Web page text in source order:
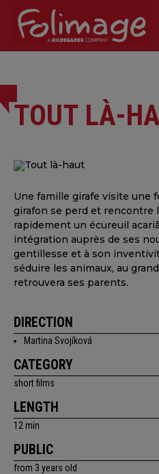
TOUT LÀ-
Une famille girafe visite une
girafon se perd et rencontre
rapidement un écureuil
intégration auprès de ses
gentillesse et à son
séduire les animaux, au
retrouvera ses parents.
DIRECTION
Martina Svojíková
CATEGORY
short films
LENGTH
12 min
PUBLIC
from 3 years old